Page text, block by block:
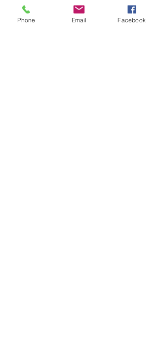
Suivez-nous sur les réseaux sociaux :
Phone Email Facebook